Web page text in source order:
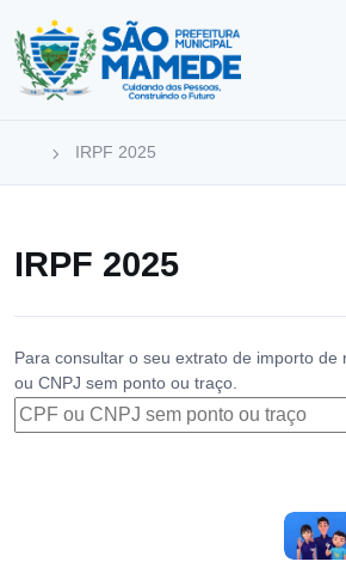
IRPF 2025
IRPF 2025
Para consultar o seu extrato de importo de
ou CNPJ sem ponto ou traço.